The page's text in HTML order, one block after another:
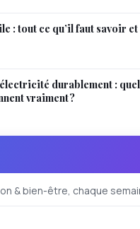
: tout ce qu’il faut savoir
durablement :
vraiment ?
& bien-être, chaque